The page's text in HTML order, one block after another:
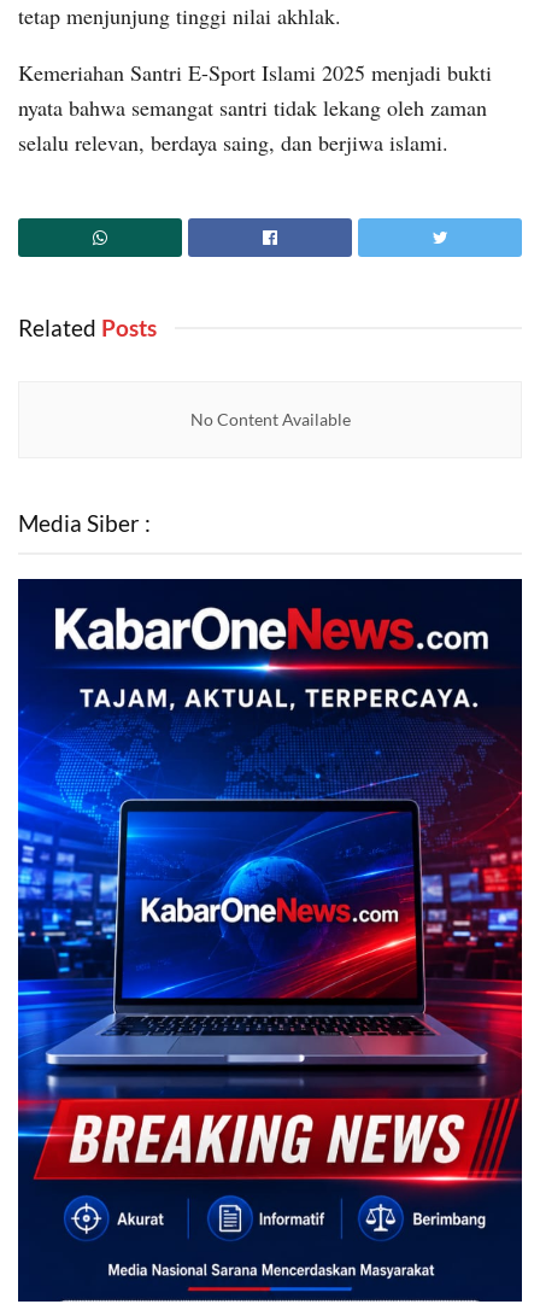
tetap menjunjung tinggi nilai akhlak.
Kemeriahan Santri E-Sport Islami 2025 menjadi bukti
nyata bahwa semangat santri tidak lekang oleh zaman
selalu relevan, berdaya saing, dan berjiwa islami.
Related ‎ Posts
No Content Available
Media Siber :